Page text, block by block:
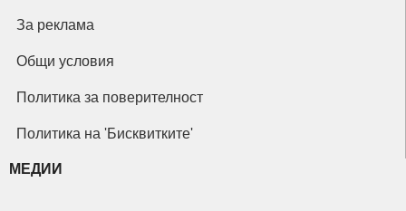
За реклама
Общи условия
Политика за поверителност
Политика на 'Бисквитките'
МЕДИИ